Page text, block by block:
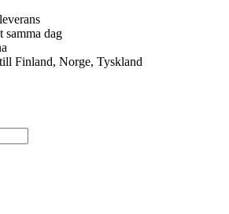
samma dag
Finland, Norge, Tyskland